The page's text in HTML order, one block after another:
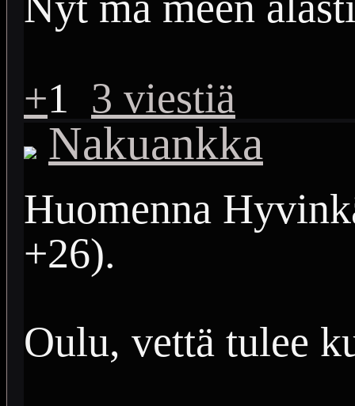
+1 3 viestiä
Nakuankka
Huomenna
+26).
Oulu, vettä tulee